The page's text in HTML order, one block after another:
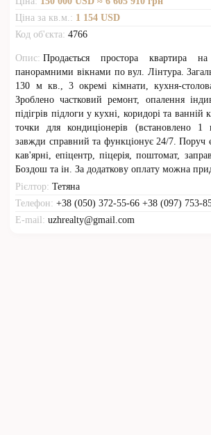
Ціна за кв.м.: 1 154 USD
Код об'єкта: 4766
Опис: Продається простора квартира
панорамними вікнами по вул. Лінтура.
130 м кв., 3 окремі кімнати, кухня-
Зроблено частковий ремонт, опалення
підігрів підлоги у кухні, коридорі та ванній
точки для кондиціонерів (встановлено 1
завжди справний та функціонує 24/7. Поруч
кав'ярні, епіцентр, піцерія, поштомат,
Боздош та ін. За додаткову оплату можна
Рієлтор: Тетяна
Телефон: +38 (050) 372-55-66 +38 (097) 753-
E-mail: uzhrealty@gmail.com